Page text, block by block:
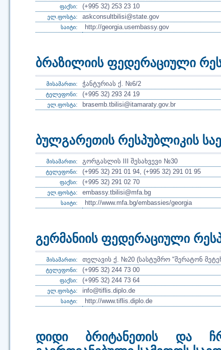
ფაქსი: (+995 32) 253 23 10
ელ.ფოსტა: askconsultbilisi@state.gov
საიტი: http://georgia.usembassy.gov
ბრაზილიის ფედერაციული
მისამართი: ჭანტურიას ქ. №6/2
ტელეფონი: (+995 32) 293 24 19
ელ.ფოსტა: brasemb.tbilisi@itamaraty.gov.br
ბულგარეთის რესპუბლიკის
მისამართი: გორგასლის III შესახვევი №30
ტელეფონი: (+995 32) 291 01 94, (+995 32) 291 01 95
ფაქსი: (+995 32) 291 02 70
ელ.ფოსტა: embassy.tbilisi@mfa.bg
საიტი: http://www.mfa.bg/embassies/georgia
გერმანიის ფედერაციული
მისამართი: თელავის ქ. №20 (სასტუმრო "შერატონ
ტელეფონი: (+995 32) 244 73 00
ფაქსი: (+995 32) 244 73 64
ელ.ფოსტა: info@tiflis.diplo.de
საიტი: http://www.tiflis.diplo.de
დიდი ბრიტანეთის და